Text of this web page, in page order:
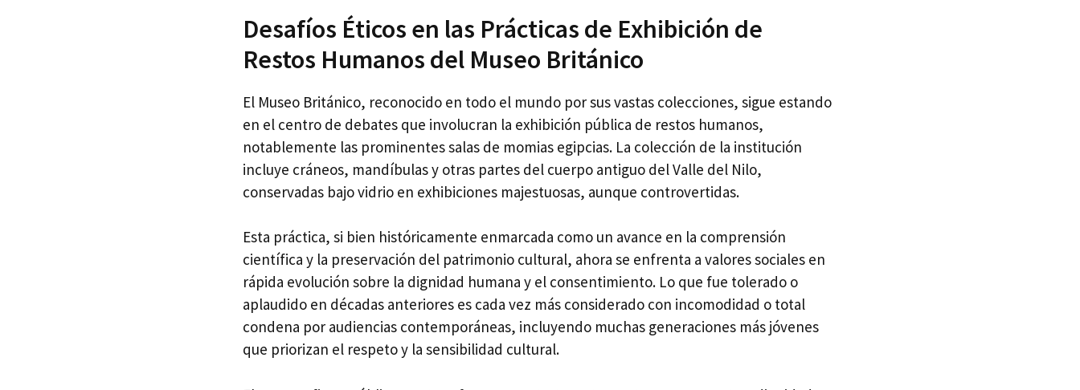
Desafíos Éticos en las Prácticas de Exhibición de
Restos Humanos del Museo Británico
El Museo Británico, reconocido en todo el mundo por sus vastas colecciones, sigue estando
en el centro de debates que involucran la exhibición pública de restos humanos,
notablemente las prominentes salas de momias egipcias. La colección de la institución
incluye cráneos, mandíbulas y otras partes del cuerpo antiguo del Valle del Nilo,
conservadas bajo vidrio en exhibiciones majestuosas, aunque controvertidas.
Esta práctica, si bien históricamente enmarcada como un avance en la comprensión
científica y la preservación del patrimonio cultural, ahora se enfrenta a valores sociales en
rápida evolución sobre la dignidad humana y el consentimiento. Lo que fue tolerado o
aplaudido en décadas anteriores es cada vez más considerado con incomodidad o total
condena por audiencias contemporáneas, incluyendo muchas generaciones más jóvenes
que priorizan el respeto y la sensibilidad cultural.